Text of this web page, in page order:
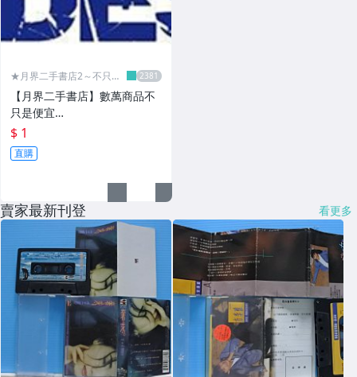
★月界二手書店2～不只是
【月界二手書店】數萬商品不
只是便宜…
$ 1
直購
賣家最新刊登 看更多